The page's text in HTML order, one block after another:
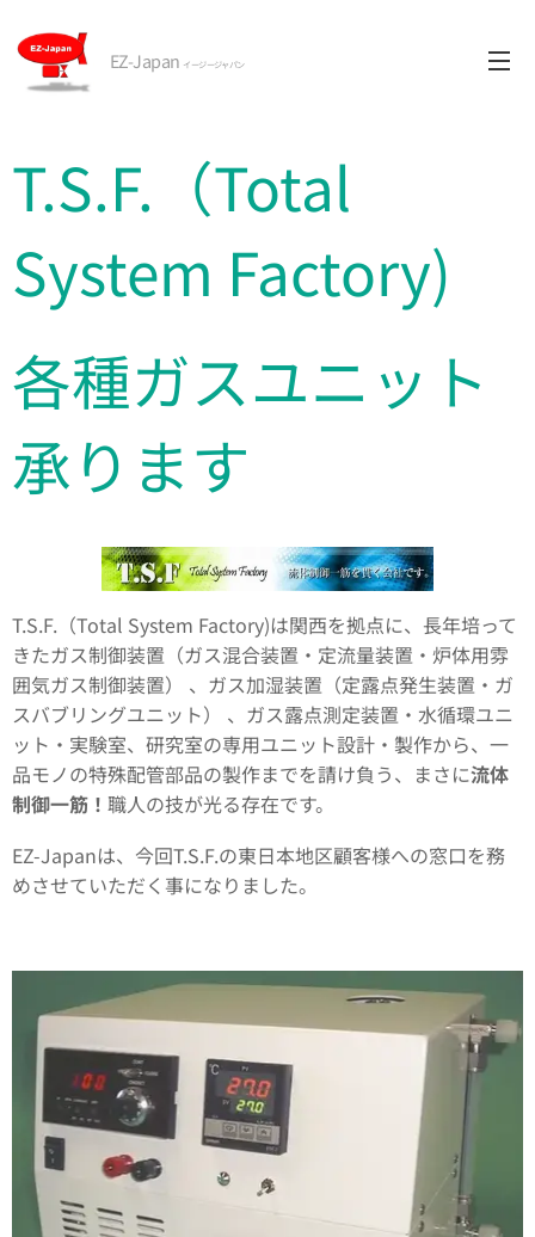
EZ-Japan イージージャパン
T.S.F.（Total
System Factory)
各種ガスユニット
承ります
T.S.F.（Total System Factory)は関西を拠点に、長年培って
きたガス制御装置（ガス混合装置・定流量装置・炉体用雰
囲気ガス制御装置） 、ガス加湿装置（定露点発生装置・ガ
スバブリングユニット） 、ガス露点測定装置・水循環ユニ
ット・実験室、研究室の専用ユニット設計・製作から、一
品モノの特殊配管部品の製作までを請け負う、まさに流体
制御一筋！ 職人の技が光る存在です。
EZ-Japanは、今回T.S.F.の東日本地区顧客様への窓口を務
めさせていただく事になりました。